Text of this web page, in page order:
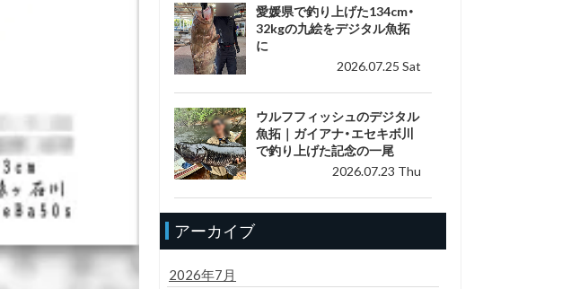
愛媛県で釣り上げた134cm・
32kgの九絵をデジタル魚拓
に
2026.07.25 Sat
ウルフフィッシュのデジタル
魚拓｜ガイアナ・エセキボ川
で釣り上げた記念の一尾
2026.07.23 Thu
アーカイブ
2026年7月